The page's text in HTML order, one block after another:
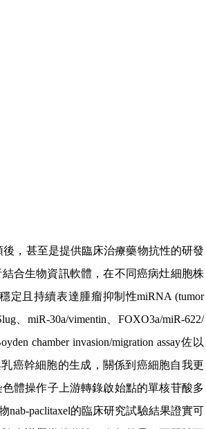
，甚至是提供臨床治療藥物抗性的研發
合生物資訊軟體，在不同癌病灶細胞株
定且持續表達腫瘤抑制性miRNA (tumor
、 miR-30a/vimentin 、FOXO3a/miR-622/
chamber invasion/migration assay佐以
癌幹細胞的生成，關係到癌細胞自我更
體操作子上游轉錄啟始點的單核苷酸多
nab-paclitaxel的臨床研究試驗結果證實可